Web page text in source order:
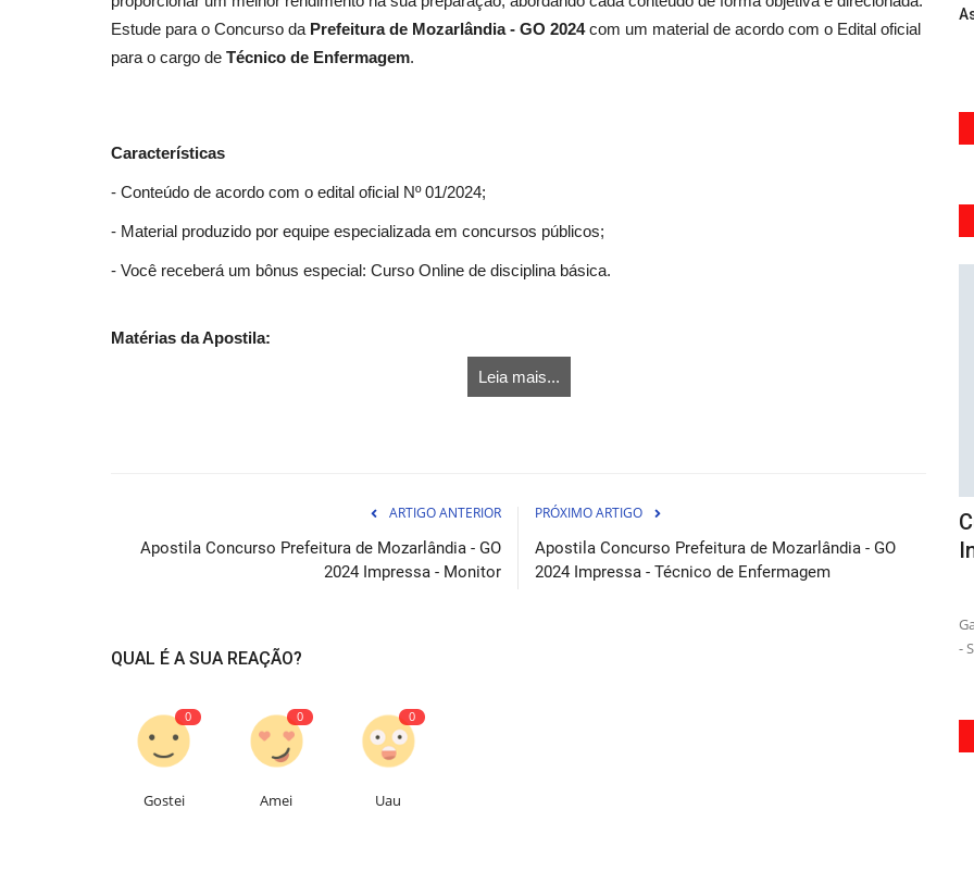
Estude para o Concurso da Prefeitura de Mozarlândia - GO 2024com um material de acordo com o Edital oficial
para o cargo de Técnico de Enfermagem.
Características
- Conteúdo de acordo com o edital oficial Nº 01/2024;
- Material produzido por equipe especializada em concursos públicos;
- Você receberá um bônus especial: Curso Online de disciplina básica.
Matérias da Apostila:
Leia mais...
ARTIGO ANTERIOR
Apostila Concurso Prefeitura de Mozarlândia - GO
2024 Impressa - Monitor
PRÓXIMO ARTIGO
Apostila Concurso Prefeitura de Mozarlândia - GO
2024 Impressa - Técnico de Enfermagem
QUAL É A SUA REAÇÃO?
0
Gostei
0
Amei
0
Uau
Apostila Concurso Prefeitura de
Abaetetuba PA 2026 - Comum...
07 de Agosto de 2026
da Prefeitura de Abaetetuba...
Combo Prefeitura de Santos - SP 2026 -
Inspetor de Alunos